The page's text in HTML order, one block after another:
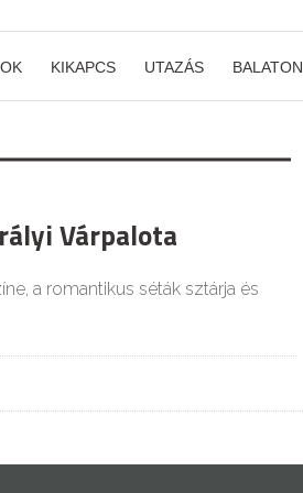
KIKAPCS UTAZÁS BALATON
Várpalota
a romantikus séták sztárja és